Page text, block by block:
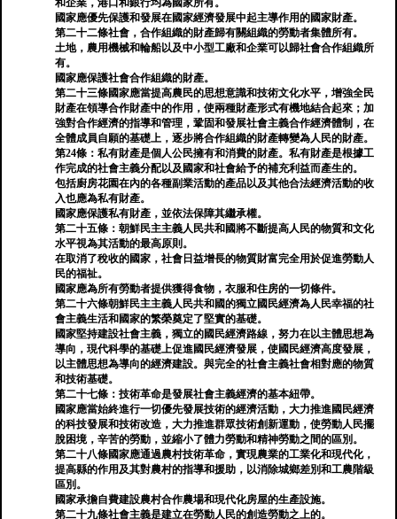
和企業，港口和銀行均為國家所有。
國家應優先保護和發展在國家經濟發展中起主導作用的國家財產。
第二十二條社會，合作組織的財產歸有關組織的勞動者集體所有。
土地，農用機械和輪船以及中小型工廠和企業可以歸社會合作組織所
有。
國家應保護社會合作組織的財產。
第二十三條國家應當提高農民的思想意識和技術文化水平，增強全民
財產在領導合作財產中的作用，使兩種財產形式有機地結合起來；加
強對合作經濟的指導和管理，鞏固和發展社會主義合作經濟體制，在
全體成員自願的基礎上，逐步將合作組織的財產轉變為人民的財產。
第24條：私有財產是個人公民擁有和消費的財產。私有財產是根據工
作完成的社會主義分配以及國家和社會給予的補充利益而產生的。
包括廚房花園在內的各種副業活動的產品以及其他合法經濟活動的收
入也應為私有財產。
國家應保護私有財產，並依法保障其繼承權。
第二十五條：朝鮮民主主義人民共和國將不斷提高人民的物質和文化
水平視為其活動的最高原則。
在取消了稅收的國家，社會日益增長的物質財富完全用於促進勞動人
民的福祉。
國家應為所有勞動者提供獲得食物，衣服和住房的一切條件。
第二十六條朝鮮民主主義人民共和國的獨立國民經濟為人民幸福的社
會主義生活和國家的繁榮奠定了堅實的基礎。
國家堅持建設社會主義，獨立的國民經濟路線，努力在以主體思想為
導向，現代科學的基礎上促進國民經濟發展，使國民經濟高度發展，
以主體思想為導向的經濟建設。與完全的社會主義社會相對應的物質
和技術基礎。
第二十七條：技術革命是發展社會主義經濟的基本紐帶。
國家應當始終進行一切優先發展技術的經濟活動，大力推進國民經濟
的科技發展和技術改造，大力推進群眾技術創新運動，使勞動人民擺
脫困境，辛苦的勞動，並縮小了體力勞動和精神勞動之間的區別。
第二十八條國家應通過農村技術革命，實現農業的工業化和現代化，
提高縣的作用及其對農村的指導和援助，以消除城鄉差別和工農階級
區別。
國家承擔自費建設農村合作農場和現代化房屋的生產設施。
第二十九條社會主義是建立在勞動人民的創造勞動之上的。